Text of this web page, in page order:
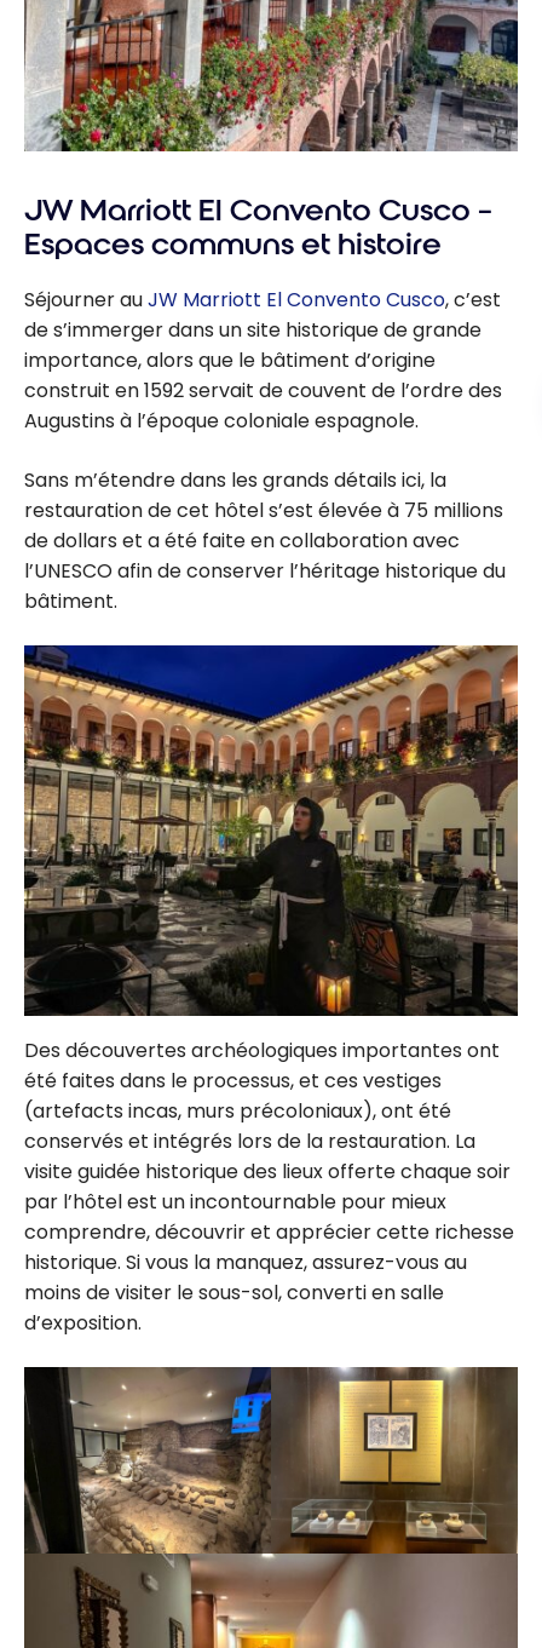
JW Marriott El Convento Cusco –
Espaces communs et histoire
Séjourner auJW Marriott El Convento Cusco, c’est
de s’immerger dans un site historique de grande
importance, alors que le bâtiment d’origine
construit en 1592 servait de couvent de l’ordre des
Augustins à l’époque coloniale espagnole.
Sans m’étendre dans les grands détails ici, la
restauration de cet hôtel s’est élevée à 75 millions
de dollars et a été faite en collaboration avec
l’UNESCO afin de conserver l’héritage historique du
bâtiment.
Des découvertes archéologiques importantes ont
été faites dans le processus, et ces vestiges
(artefacts incas, murs précoloniaux), ont été
conservés et intégrés lors de la restauration. La
visite guidée historique des lieux offerte chaque soir
par l’hôtel est un incontournable pour mieux
comprendre, découvrir et apprécier cette richesse
historique. Si vous la manquez, assurez-vous au
moins de visiter le sous-sol, converti en salle
d’exposition.